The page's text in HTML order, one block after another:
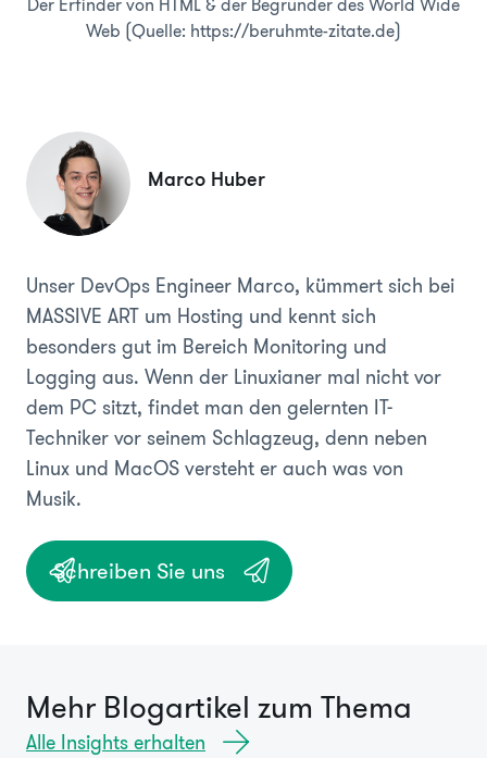
Web (Quelle: https://beruhmte-zitate.de)
Marco Huber
Unser DevOps Engineer Marco, kümmert sich bei
MASSIVE ART um Hosting und kennt sich
besonders gut im Bereich Monitoring und
Logging aus. Wenn der Linuxianer mal nicht vor
dem PC sitzt, findet man den gelernten IT-
Techniker vor seinem Schlagzeug, denn neben
Linux und MacOS versteht er auch was von
Musik.
Schreiben Sie uns
Mehr Blogartikel zum Thema
Alle Insights erhalten